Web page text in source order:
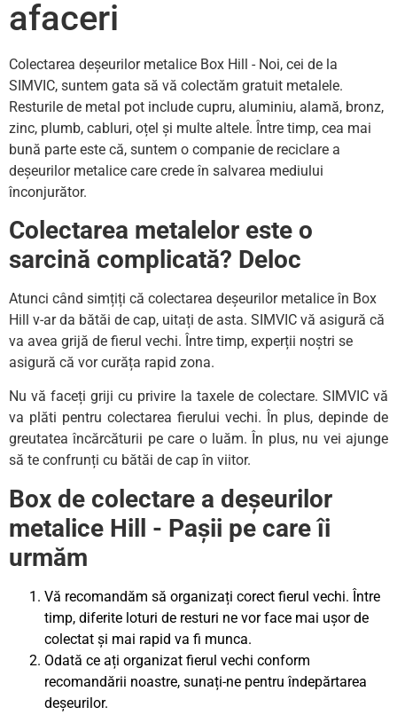
afaceri
Colectarea deșeurilor metalice Box Hill - Noi, cei de la
SIMVIC, suntem gata să vă colectăm gratuit metalele.
Resturile de metal pot include cupru, aluminiu, alamă, bronz,
zinc, plumb, cabluri, oțel și multe altele. Între timp, cea mai
bună parte este că, suntem o companie de reciclare a
deșeurilor metalice care crede în salvarea mediului
înconjurător.
Colectarea metalelor este o
sarcină complicată? Deloc
Atunci când simțiți că colectarea deșeurilor metalice în Box
Hill v-ar da bătăi de cap, uitați de asta. SIMVIC vă asigură că
va avea grijă de fierul vechi. Între timp, experții noștri se
asigură că vor curăța rapid zona.
Nu vă faceți griji cu privire la taxele de colectare. SIMVIC vă
va plăti pentru colectarea fierului vechi. În plus, depinde de
greutatea încărcăturii pe care o luăm. În plus, nu vei ajunge
să te confrunți cu bătăi de cap în viitor.
Box de colectare a deșeurilor
metalice Hill - Pașii pe care îi
urmăm
Vă recomandăm să organizați corect fierul vechi. Între
timp, diferite loturi de resturi ne vor face mai ușor de
colectat și mai rapid va fi munca.
Odată ce ați organizat fierul vechi conform
recomandării noastre, sunați-ne pentru îndepărtarea
deșeurilor.